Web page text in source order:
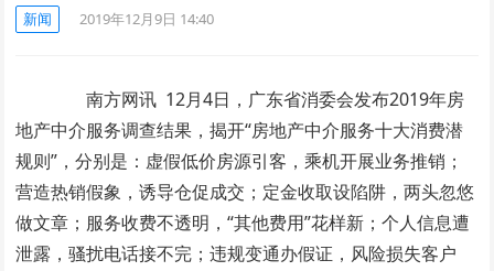
新闻 2019年12月9日 14:40
南方网讯 12月4日，广东省消委会发布2019年房
地产中介服务调查结果，揭开“房地产中介服务十大消费潜
规则”，分别是：虚假低价房源引客，乘机开展业务推销；
营造热销假象，诱导仓促成交；定金收取设陷阱，两头忽悠
做文章；服务收费不透明，“其他费用”花样新；个人信息遭
泄露，骚扰电话接不完；违规变通办假证，风险损失客户